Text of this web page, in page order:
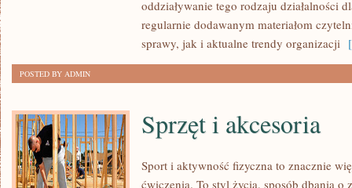
oddziaływanie tego rodzaju działalności
regularnie dodawanym materiałom
sprawy, jak i aktualne trendy organizacji
POSTED BY ADMIN
Sprzęt i akcesoria
Sport i aktywność fizyczna to znacznie
ćwiczenia. To styl życia, sposób dbania o